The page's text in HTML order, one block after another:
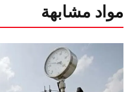
مواد مشابهة